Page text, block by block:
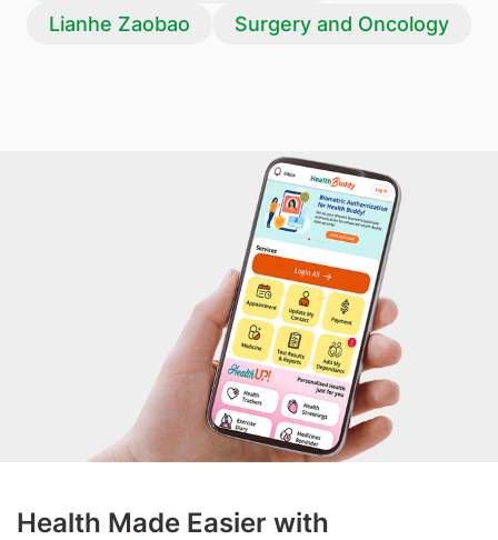
Lianhe Zaobao Surgery and Oncology
Health Made Easier with